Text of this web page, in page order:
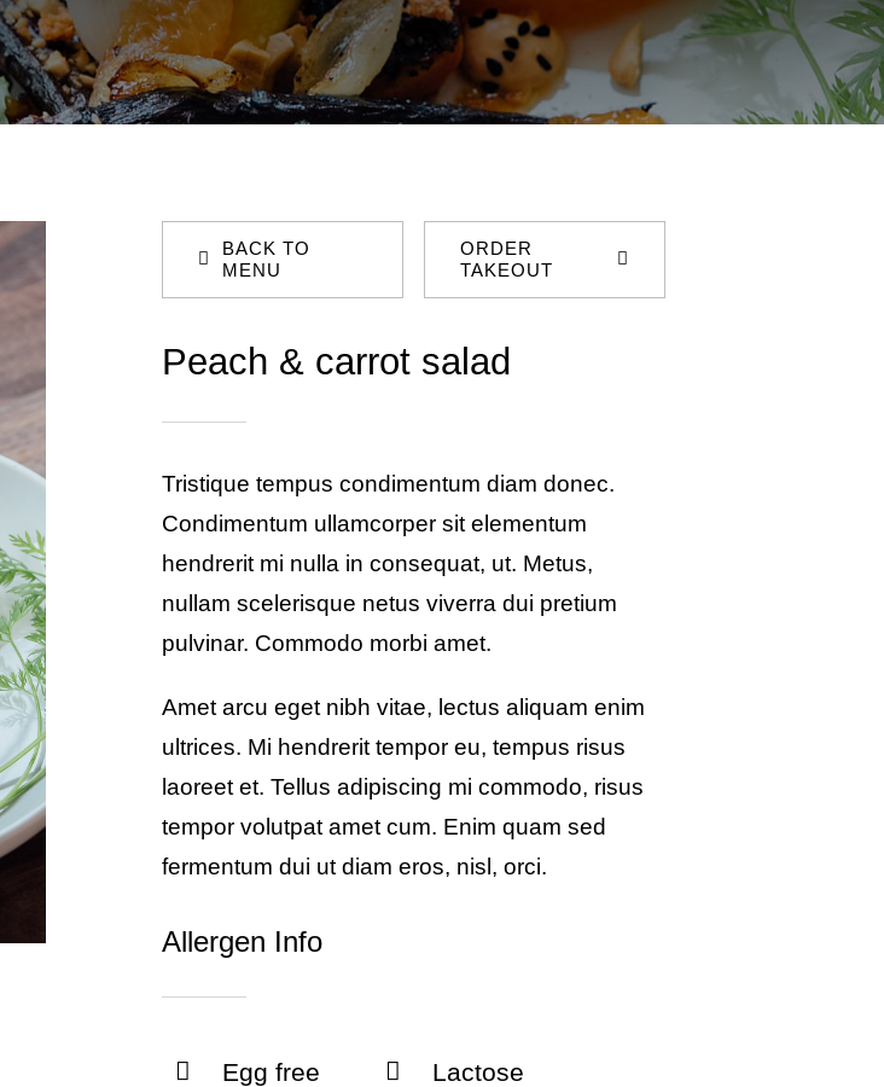
BACK TO
MENU
ORDER
TAKEOUT
Peach & carrot salad
Tristique tempus condimentum diam donec.
Condimentum ullamcorper sit elementum
hendrerit mi nulla in consequat, ut. Metus,
nullam scelerisque netus viverra dui pretium
pulvinar. Commodo morbi amet.
Amet arcu eget nibh vitae, lectus aliquam enim
ultrices. Mi hendrerit tempor eu, tempus risus
laoreet et. Tellus adipiscing mi commodo, risus
tempor volutpat amet cum. Enim quam sed
fermentum dui ut diam eros, nisl, orci.
Allergen Info
Egg free
Lactose